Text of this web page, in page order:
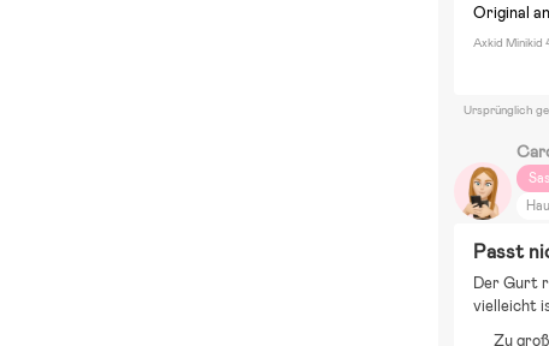
Original
Axkid Minikid
Ursprünglich
Passt
Der Gurt
vielleicht
Zu